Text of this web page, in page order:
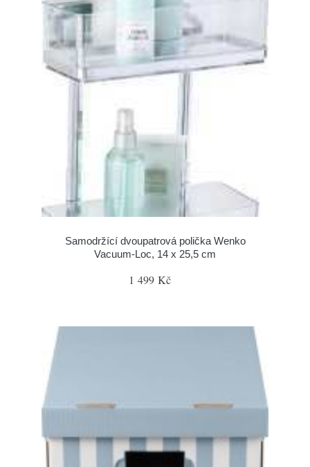
Samodržící dvoupatrová polička Wenko
Vacuum-Loc, 14 x 25,5 cm
1 499 Kč